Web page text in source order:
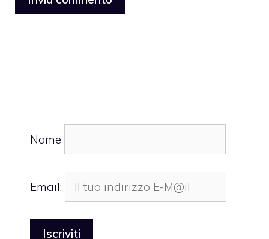
Nome
Email: